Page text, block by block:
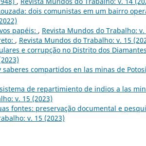
dois comunistas em um bairro
papéis: , Revista Mundos do Trabalho: v.
, Revista Mundos do Trabalho: v. 15
e corrupção no Distrito dos
saberes compartidos en las minas de
de repartimiento de indios a las
v. 15 (2023)
fontes: preservação documental e
v. 15 (2023)